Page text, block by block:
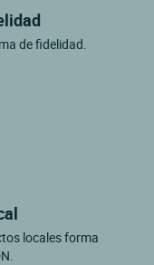
de fidelidad.
locales forma